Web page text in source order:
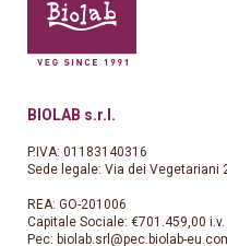
BIOLAB s.r.l.
P.IVA: 01183140316
Sede legale: Via dei Vegetariani
REA: GO-201006
Capitale Sociale: €701.459,00 i.v.
Pec: biolab.srl@pec.biolab-